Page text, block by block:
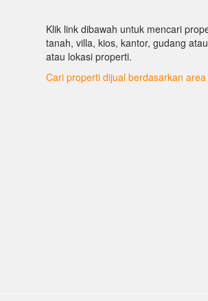
Klik link dibawah untuk mencari
tanah, villa, kios, kantor, gudang
atau lokasi properti.
Cari properti dijual berdasarkan